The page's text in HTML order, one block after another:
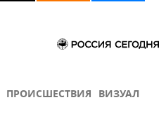
ПРОИСШЕСТВИЯ ВИЗУАЛ